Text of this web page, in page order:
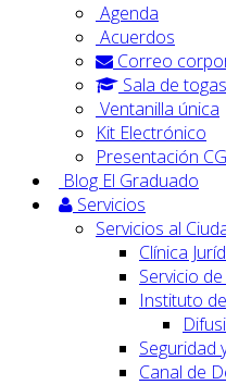
Agenda
Acuerdos
Correo
Sala de togas
Ventanilla única
Kit Electrónico
Presentación
Blog El Graduado
Servicios
Servicios al
Clínica
Servicio
Instituto
Seguridad
Canal de